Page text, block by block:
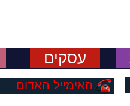
עסקים
האימייל האדום